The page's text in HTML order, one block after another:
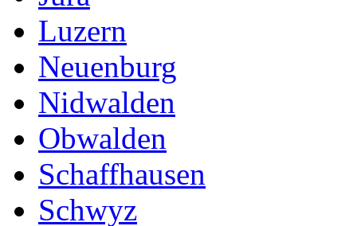
Luzern
Neuenburg
Nidwalden
Obwalden
Schaffhausen
Schwyz